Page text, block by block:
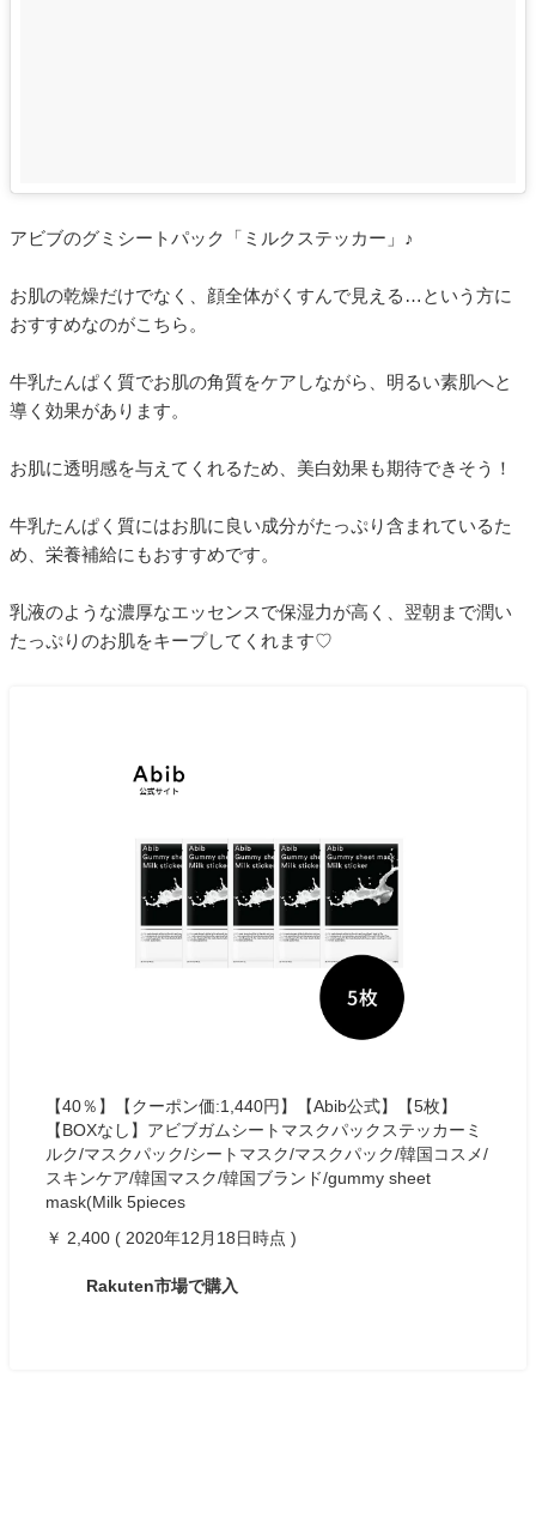
アビブのグミシートパック「ミルクステッカー」♪
お肌の乾燥だけでなく、顔全体がくすんで見える…という方に
おすすめなのがこちら。
牛乳たんぱく質でお肌の角質をケアしながら、明るい素肌へと
導く効果があります。
お肌に透明感を与えてくれるため、美白効果も期待できそう！
牛乳たんぱく質にはお肌に良い成分がたっぷり含まれているた
め、栄養補給にもおすすめです。
乳液のような濃厚なエッセンスで保湿力が高く、翌朝まで潤い
たっぷりのお肌をキープしてくれます♡
【40％】【クーポン価:1,440円】【Abib公式】【5枚】
【BOXなし】アビブガムシートマスクパックステッカーミ
ルク/マスクパック/シートマスク/マスクパック/韓国コスメ/
スキンケア/韓国マスク/韓国ブランド/gummy sheet
mask(Milk 5pieces
￥ 2,400 ( 2020年12月18日時点 )
Rakuten市場で購入